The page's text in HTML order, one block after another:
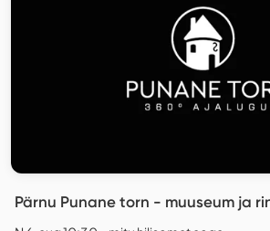
Pärnu Punane torn - muuseum ja